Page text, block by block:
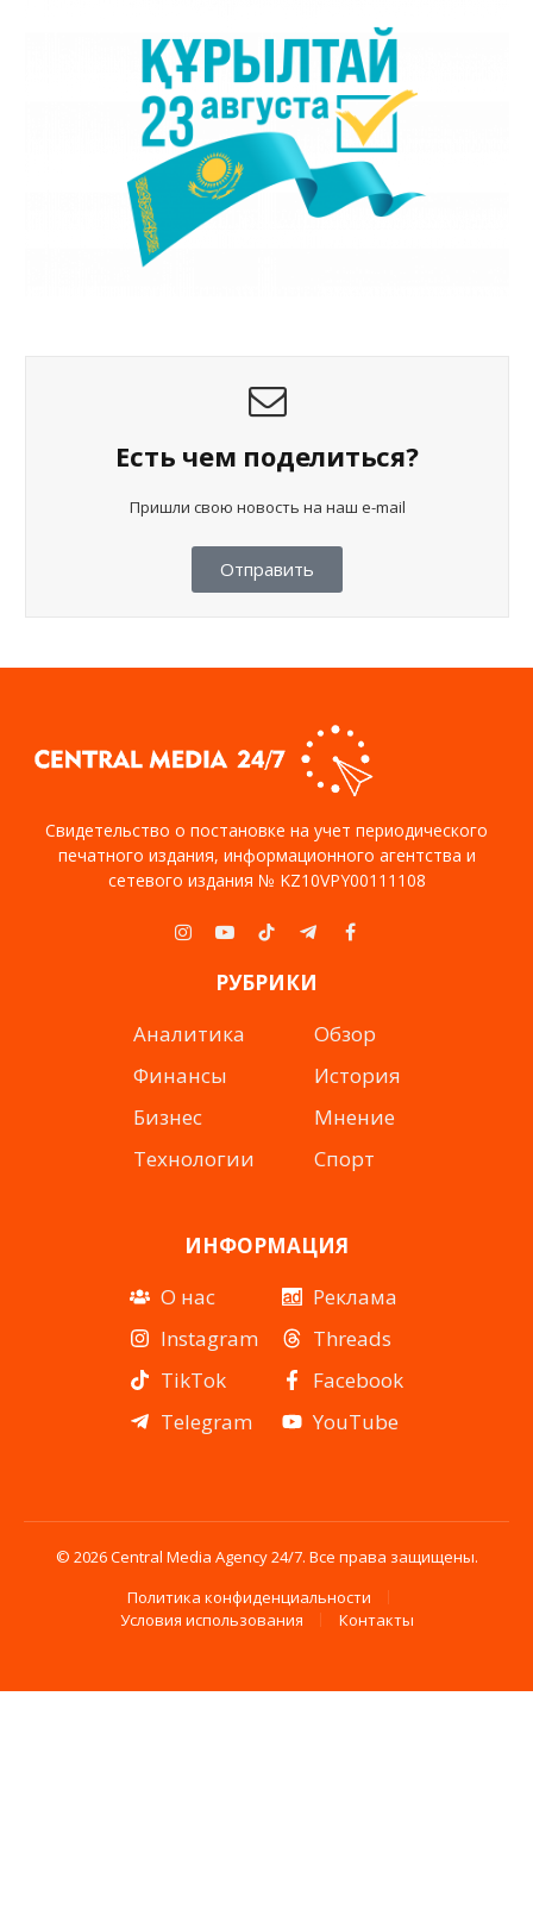
Есть чем поделиться?
Пришли свою новость на наш e-mail
Отправить
Свидетельство о постановке на учет периодического
печатного издания, информационного агентства и
сетевого издания № KZ10VPY00111108
Instagram
YouTubeTikTokTelegramFacebook
РУБРИКИ
Аналитика
Финансы
Бизнес
Технологии
Обзор
История
Мнение
Спорт
ИНФОРМАЦИЯ
О нас
Instagram
TikTok
Telegram
Реклама
Threads
Facebook
YouTube
© 2026 Central Media Agency 24/7. Все права защищены.
Политика конфиденциальности
Условия использования
Контакты